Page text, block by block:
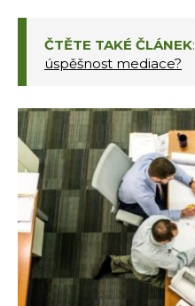
ČTĚTE TAKÉ ČLÁNEK:
úspěšnost mediace?